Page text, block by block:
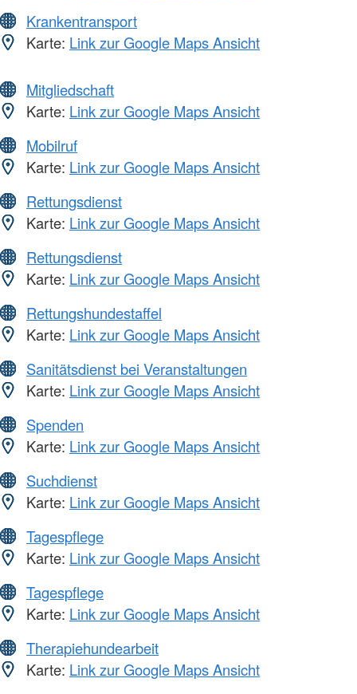
Krankentransport
Karte: Link zur Google Maps Ansicht
Mitgliedschaft
Karte: Link zur Google Maps Ansicht
Mobilruf
Karte: Link zur Google Maps Ansicht
Rettungsdienst
Karte: Link zur Google Maps Ansicht
Rettungsdienst
Karte: Link zur Google Maps Ansicht
Rettungshundestaffel
Karte: Link zur Google Maps Ansicht
Sanitätsdienst bei Veranstaltungen
Karte: Link zur Google Maps Ansicht
Spenden
Karte: Link zur Google Maps Ansicht
Suchdienst
Karte: Link zur Google Maps Ansicht
Tagespflege
Karte: Link zur Google Maps Ansicht
Tagespflege
Karte: Link zur Google Maps Ansicht
Therapiehundearbeit
Karte: Link zur Google Maps Ansicht